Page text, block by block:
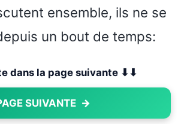
ensemble, ils ne se
un bout de temps:
dans la page suivante ⬇⬇
SUIVANTE →